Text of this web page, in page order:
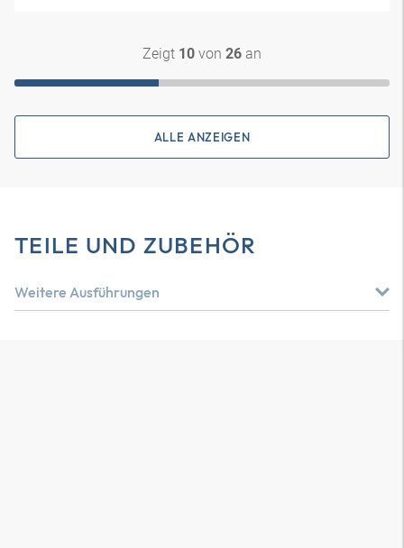
Zeigt 10 von 26 an
ALLE ANZEIGEN
TEILE UND ZUBEHÖR
Weitere Ausführungen